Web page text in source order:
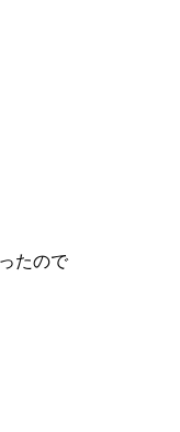
たので